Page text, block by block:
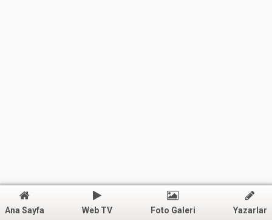
Ana Sayfa Web TV Foto Galeri Yazarlar